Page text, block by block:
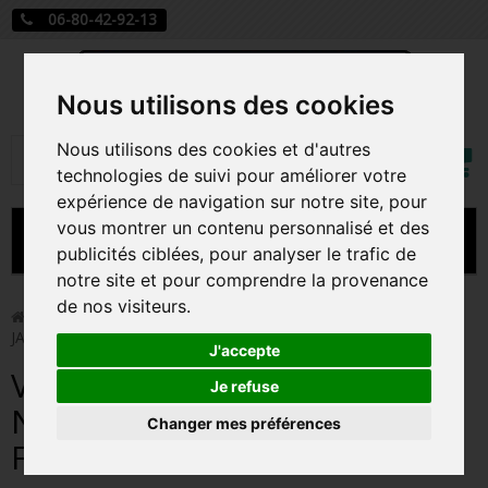
Nous utilisons des cookies
Nous utilisons des cookies et d'autres
technologies de suivi pour améliorer votre
expérience de navigation sur notre site, pour
vous montrer un contenu personnalisé et des
publicités ciblées, pour analyser le trafic de
notre site et pour comprendre la provenance
de nos visiteurs.
J'accepte
Je refuse
Changer mes préférences
06-80-42-92-13
Rechercher
Mon
MENU
CARTE A JOUER
PRÉCOMMANDE FIGURINES POP
FIGURINES POP MANGA
FIGURINES POP DISNEY
FIGURINES POP MARVEL
Funko Pop! > VAMPIRE JACK / L'ETRANGE NOEL DE MR
JACK / FIGURINE FUNKO POP
VAMPIRE JACK / L'ETRANGE
NOEL DE MR JACK / FIGURINE
FUNKO POP